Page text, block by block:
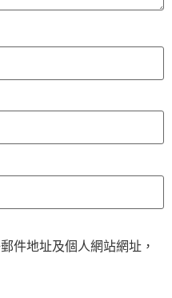
件地址及個人網站網址，